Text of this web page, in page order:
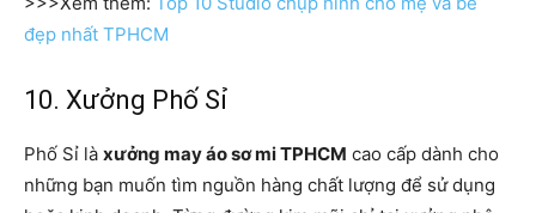
đẹp nhất TPHCM
10. Xưởng Phố Sỉ
Phố Sỉ là xưởng may áo sơ mi TPHCM cao cấp dành cho
những bạn muốn tìm nguồn hàng chất lượng để sử dụng